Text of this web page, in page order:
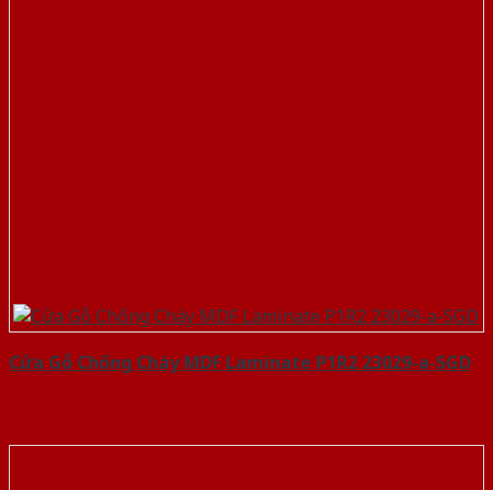
Cửa Gỗ Chống Cháy MDF Laminate P1R2 23029-a-SGD